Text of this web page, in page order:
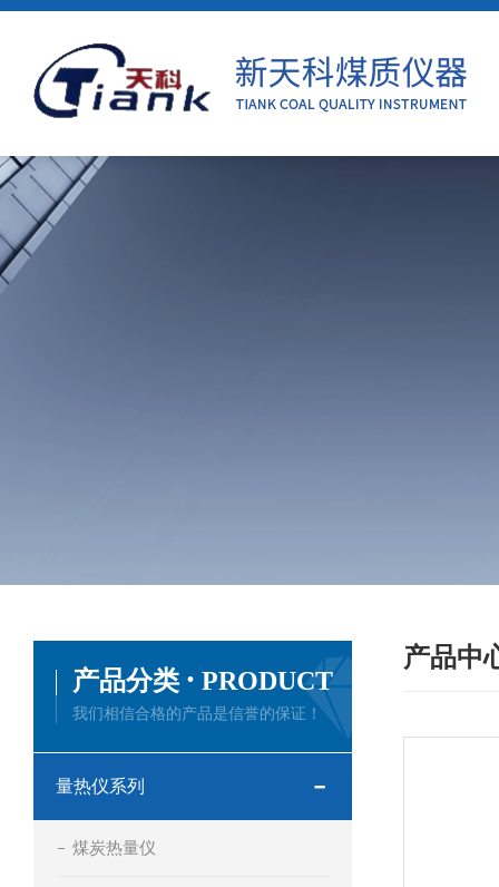
产品中
产品分类 · PRODUCT
我们相信合格的产品是信誉的保证！
量热仪系列
煤炭热量仪